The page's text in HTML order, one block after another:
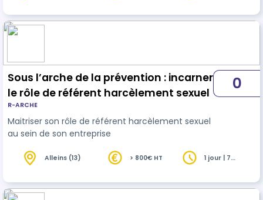
Sous l’arche de la prévention : incarner
le rôle de référent harcèlement sexuel
R-ARCHE
Maitriser son rôle de référent harcèlement sexuel
au sein de son entreprise
0
Alleins (13) > 800€ HT
1 jour | 7